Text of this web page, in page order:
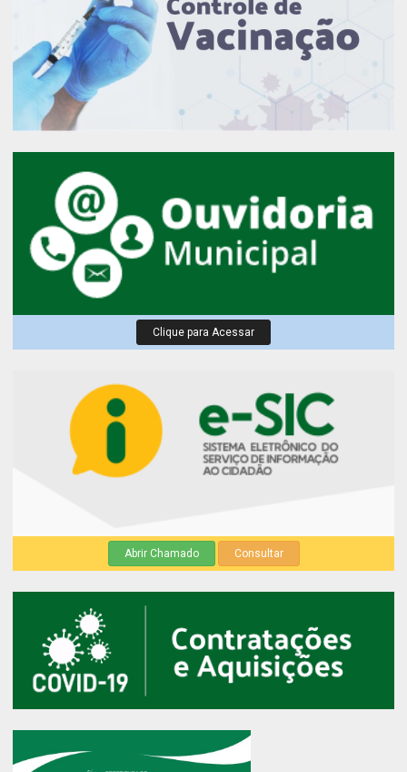
Clique para Acessar
Abrir Chamado Consultar